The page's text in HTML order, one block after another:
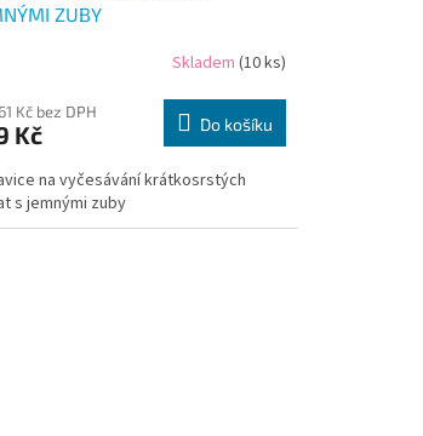
ZUBY
Skladem (10 ks)
Kč bez DPH
Kč Do košíku
na vyčesávání krátkosrstých
s jemnými zuby